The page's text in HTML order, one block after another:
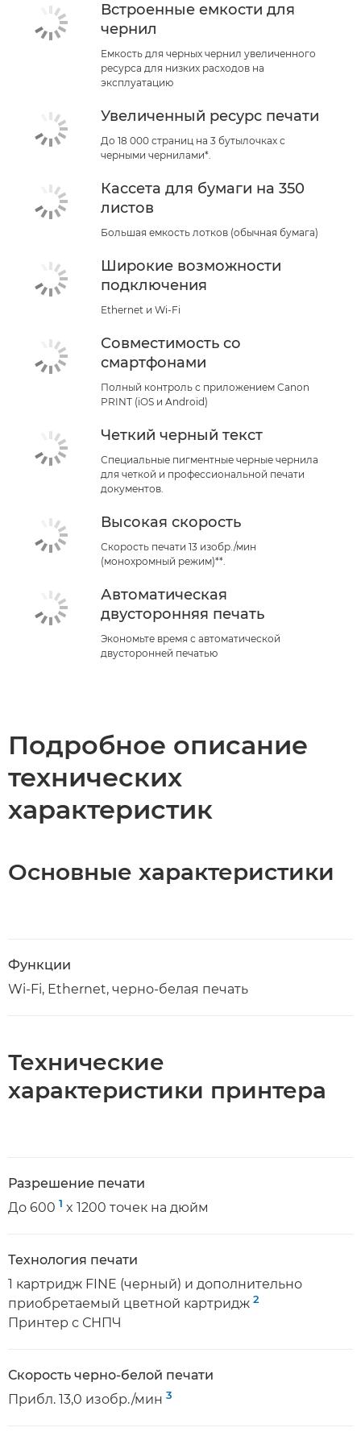
Встроенные емкости для
чернил
Емкость для черных чернил увеличенного
ресурса для низких расходов на
эксплуатацию
Увеличенный ресурс печати
До 18 000 страниц на 3 бутылочках с
черными чернилами*.
Кассета для бумаги на 350
листов
Большая емкость лотков (обычная бумага)
Широкие возможности
подключения
Ethernet и Wi-Fi
Совместимость со
смартфонами
Полный контроль с приложением Canon
PRINT (iOS и Android)
Четкий черный текст
Специальные пигментные черные чернила
для четкой и профессиональной печати
документов.
Высокая скорость
Скорость печати 13 изобр./мин
(монохромный режим)**.
Автоматическая
двусторонняя печать
Экономьте время с автоматической
двусторонней печатью
Подробное описание
технических
характеристик
Основные характеристики
Функции
Wi-Fi, Ethernet, черно-белая печать
Технические
характеристики принтера
Разрешение печати
До 600 1 x 1200 точек на дюйм
Технология печати
1 картридж FINE (черный) и дополнительно
приобретаемый цветной картридж 2
Принтер с СНПЧ
Скорость черно-белой печати
Прибл. 13,0 изобр./мин 3